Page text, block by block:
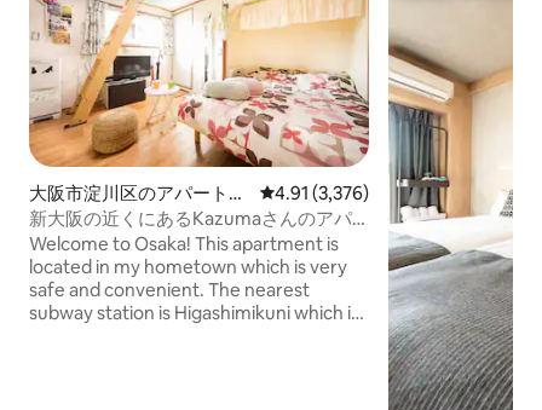
大阪市淀川区のアパート・
マンション
レビュー3,376件、5つ星中4.91つ
4.91 (3,376)
新大阪の近くにあるKazumaさんのアパ
ート、Happiness 3...
Welcome to Osaka! This apartment is
located in my hometown which is very
safe and convenient. The nearest
subway station is Higashimikuni which is